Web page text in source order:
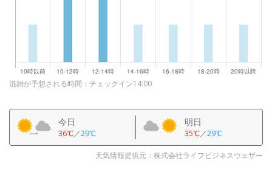
混雑が予想される時間：チェックイン14:00
今日
36℃／29℃
明日
35℃／29℃
天気情報提供元：株式会社ライフビジネスウェザー